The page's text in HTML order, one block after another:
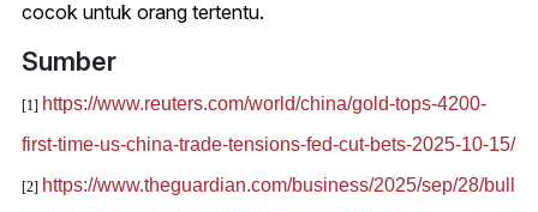
cocok untuk orang tertentu.
Sumber
[1] https://www.reuters.com/world/china/gold-tops-4200-
first-time-us-china-trade-tensions-fed-cut-bets-2025-10-15/
[2] https://www.theguardian.com/business/2025/sep/28/bull